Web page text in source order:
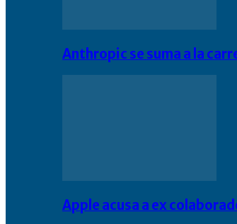
Anthropic se suma a la
Apple acusa a ex